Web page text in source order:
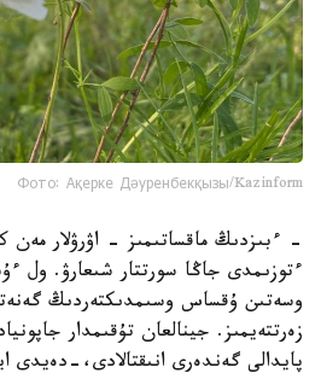
Фото: Ақерке Дәуренбекқызы/Kazinform
- ءبىزدىڭ ماقساتىمىز - اۋرۋلار مەن
ءتوزىمدى جاڭا سورتتار شىعارۋ. ول
وسەتىن ۇقساس وسىمدىكتەردىڭ
زەرتتەيمىز. جينالعان تۇقىمدار
پايدالى گەندەرى انىقتالادى،-دەيدى